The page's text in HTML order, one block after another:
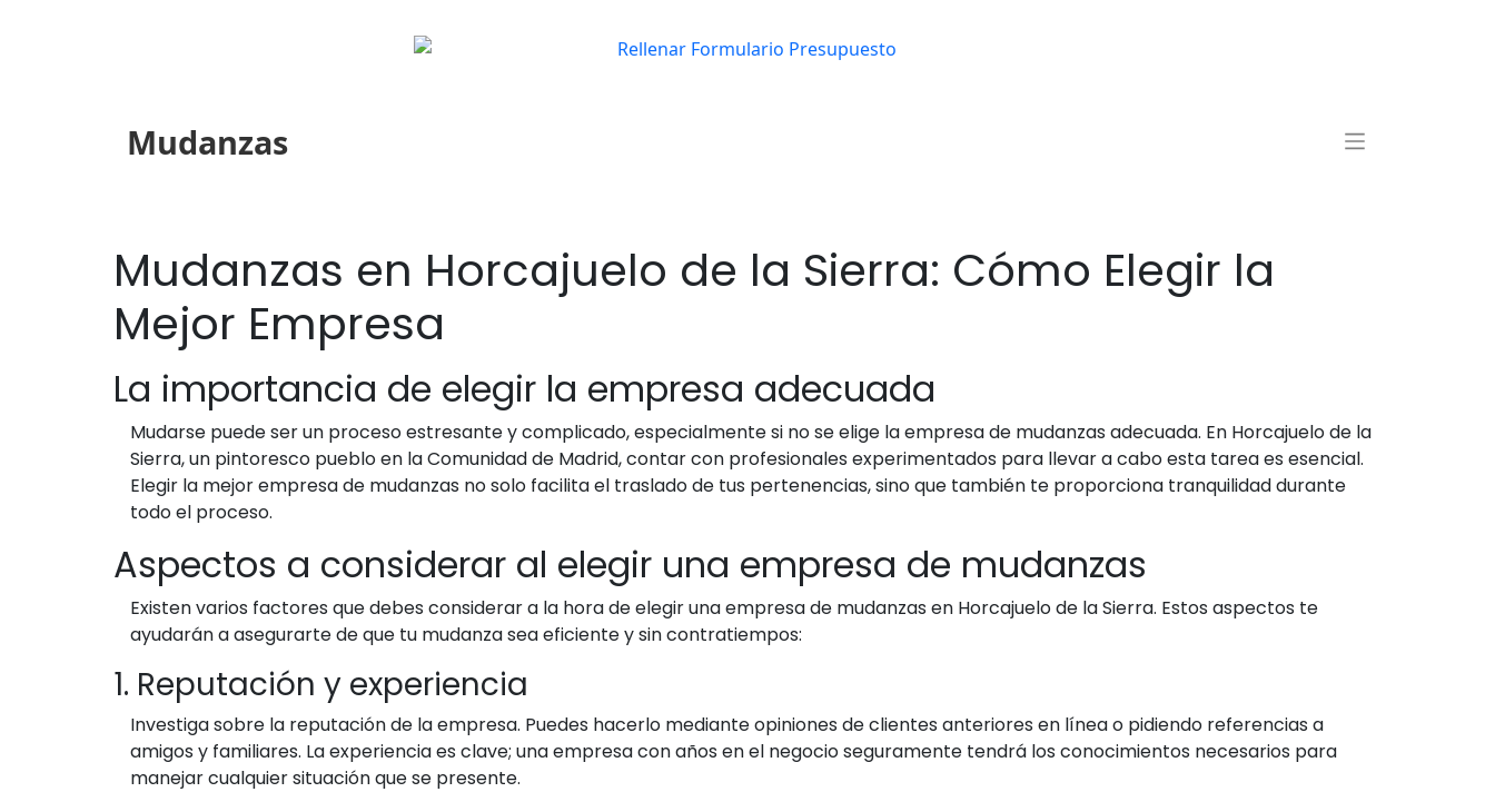
Mudanzas
Mudanzas en Horcajuelo de la Sierra: Cómo Elegir la
Mejor Empresa
La importancia de elegir la empresa adecuada
Mudarse puede ser un proceso estresante y complicado, especialmente si no se elige la empresa de mudanzas adecuada. En Horcajuelo de la
Sierra, un pintoresco pueblo en la Comunidad de Madrid, contar con profesionales experimentados para llevar a cabo esta tarea es esencial.
Elegir la mejor empresa de mudanzas no solo facilita el traslado de tus pertenencias, sino que también te proporciona tranquilidad durante
todo el proceso.
Aspectos a considerar al elegir una empresa de mudanzas
Existen varios factores que debes considerar a la hora de elegir una empresa de mudanzas en Horcajuelo de la Sierra. Estos aspectos te
ayudarán a asegurarte de que tu mudanza sea eficiente y sin contratiempos:
1. Reputación y experiencia
Investiga sobre la reputación de la empresa. Puedes hacerlo mediante opiniones de clientes anteriores en línea o pidiendo referencias a
amigos y familiares. La experiencia es clave; una empresa con años en el negocio seguramente tendrá los conocimientos necesarios para
manejar cualquier situación que se presente.